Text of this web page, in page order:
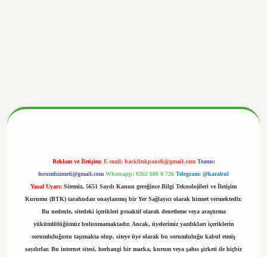
Reklam ve İletişim: E-mail: backlinkpaneli@gmail.com Teams:
forumhizmeti@gmail.com Whatsapp: 0262 606 0 726 Telegram: @karabul
Yasal Uyarı: Sitemiz, 5651 Sayılı Kanun gereğince Bilgi Teknolojileri ve İletişim
Kurumu (BTK) tarafından onaylanmış bir Yer Sağlayıcı olarak hizmet vermektedir.
Bu nedenle, sitedeki içerikleri proaktif olarak denetleme veya araştırma
yükümlülüğümüz bulunmamaktadır. Ancak, üyelerimiz yazdıkları içeriklerin
sorumluluğunu taşımakta olup, siteye üye olarak bu sorumluluğu kabul etmiş
sayılırlar. Bu internet sitesi, herhangi bir marka, kurum veya şahıs şirketi ile hiçbir